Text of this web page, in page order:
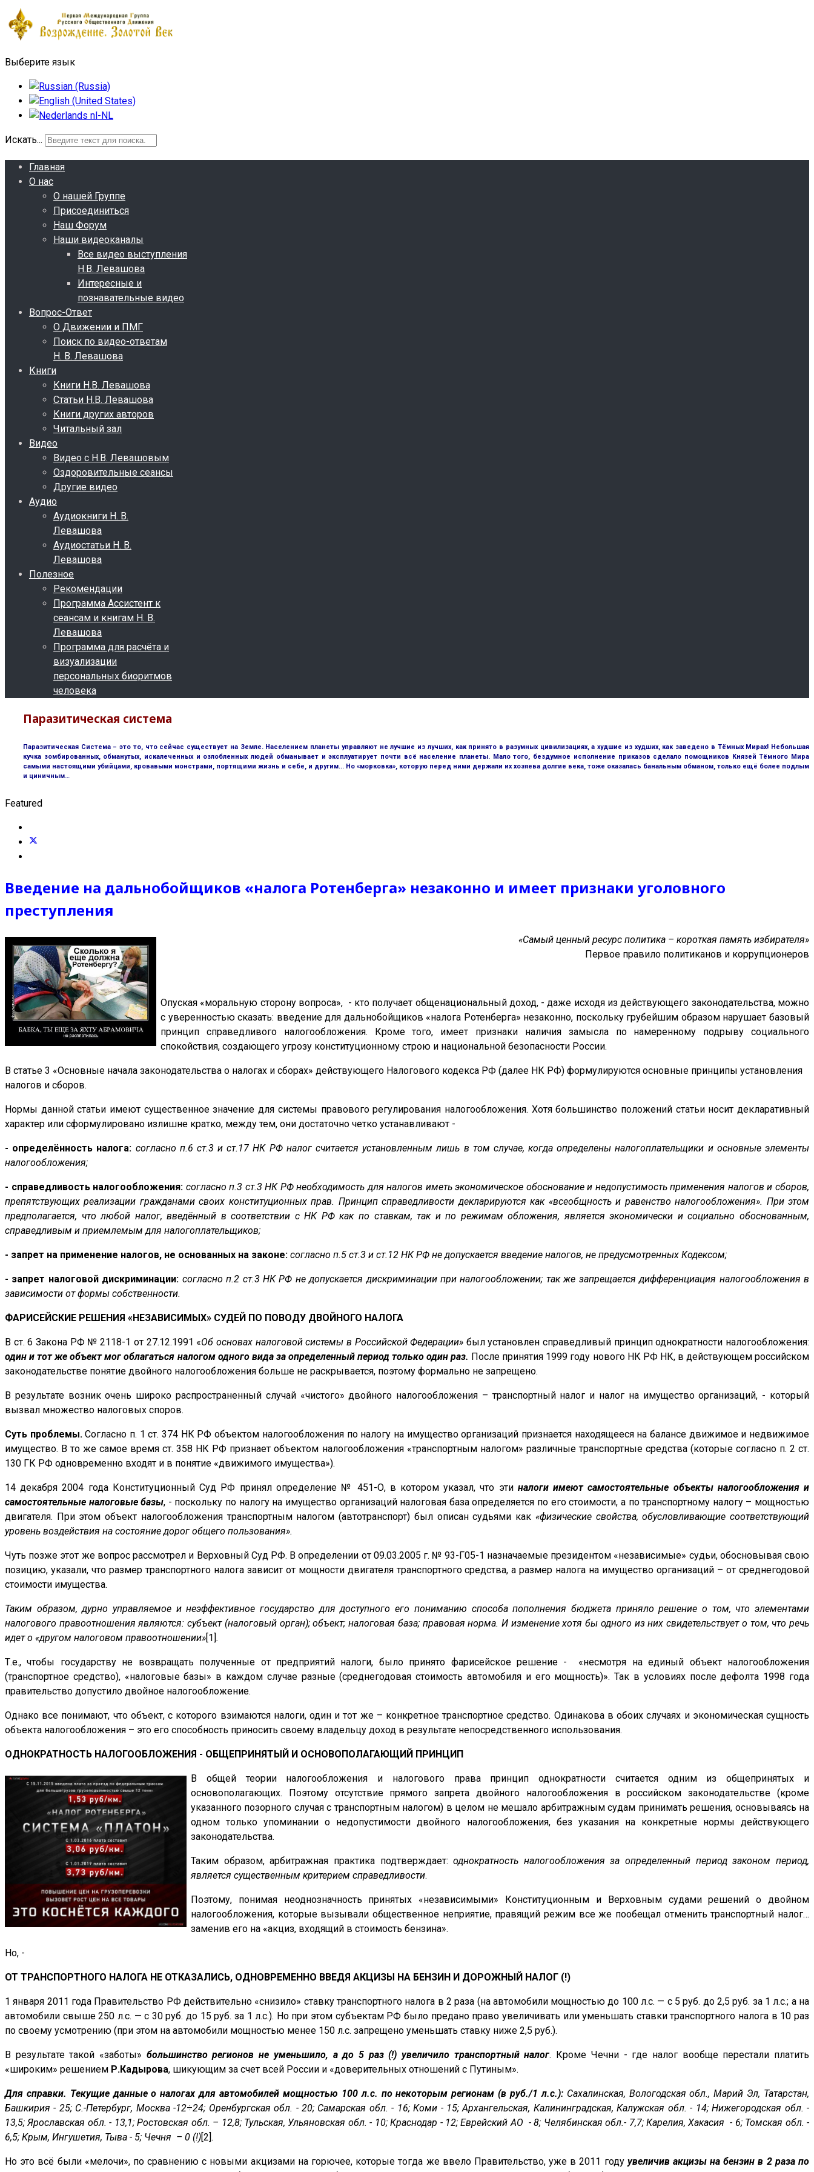
Выберите язык
Искать...
Главная
О нас
О нашей Группе
Присоединиться
Наш Форум
Наши видеоканалы
Все видео выступления
Н.В. Левашова
Интересные и
познавательные видео
Вопрос-Ответ
О Движении и ПМГ
Поиск по видео-ответам
Н. В. Левашова
Книги
Книги Н.В. Левашова
Статьи Н.В. Левашова
Книги других авторов
Читальный зал
Видео
Видео с Н.В. Левашовым
Оздоровительные сеансы
Другие видео
Аудио
Аудиокниги Н. В.
Левашова
Аудиостатьи Н. В.
Левашова
Полезное
Рекомендации
Программа Ассистент к
сеансам и книгам Н. В.
Левашова
Программа для расчёта и
визуализации
персональных биоритмов
человека
Паразитическая система
Паразитическая Система – это то, что сейчас существует на Земле. Населением планеты управляют не лучшие из лучших, как принято в разумных цивилизациях, а худшие из худших, как заведено в Тёмных Мирах! Небольшая
кучка зомбированных, обманутых, искалеченных и озлобленных людей обманывает и эксплуатирует почти всё население планеты. Мало того, бездумное исполнение приказов сделало помощников Князей Тёмного Мира
самыми настоящими убийцами, кровавыми монстрами, портящими жизнь и себе, и другим... Но «морковка», которую перед ними держали их хозяева долгие века, тоже оказалась банальным обманом, только ещё более подлым
и циничным…
Featured
Введение на дальнобойщиков «налога Ротенберга» незаконно и имеет признаки уголовного
преступления
«Самый ценный ресурс политика – короткая память избирателя»
Первое правило политиканов и коррупционеров
Опуская «моральную сторону вопроса», - кто получает общенациональный доход, - даже исходя из действующего законодательства, можно
с уверенностью сказать: введение для дальнобойщиков «налога Ротенберга» незаконно, поскольку грубейшим образом нарушает базовый
принцип справедливого налогообложения. Кроме того, имеет признаки наличия замысла по намеренному подрыву социального
спокойствия, создающего угрозу конституционному строю и национальной безопасности России.
В статье 3 «Основные начала законодательства о налогах и сборах» действующего Налогового кодекса РФ (далее НК РФ) формулируются основные принципы установления
налогов и сборов.
Нормы данной статьи имеют существенное значение для системы правового регулирования налогообложения. Хотя большинство положений статьи носит декларативный
характер или сформулировано излишне кратко, между тем, они достаточно четко устанавливают -
- определённость налога: согласно п.6 ст.3 и ст.17 НК РФ налог считается установленным лишь в том случае, когда определены налогоплательщики и основные элементы
налогообложения;
- справедливость налогообложения: согласно п.3 ст.3 НК РФ необходимость для налогов иметь экономическое обоснование и недопустимость применения налогов и сборов,
препятствующих реализации гражданами своих конституционных прав. Принцип справедливости декларируются как «всеобщность и равенство налогообложения». При этом
предполагается, что любой налог, введённый в соответствии с НК РФ как по ставкам, так и по режимам обложения, является экономически и социально обоснованным,
справедливым и приемлемым для налогоплательщиков;
- запрет на применение налогов, не основанных на законе: согласно п.5 ст.3 и ст.12 НК РФ не допускается введение налогов, не предусмотренных Кодексом;
- запрет налоговой дискриминации: согласно п.2 ст.3 НК РФ не допускается дискриминации при налогообложении; так же запрещается дифференциация налогообложения в
зависимости от формы собственности.
ФАРИСЕЙСКИЕ РЕШЕНИЯ «НЕЗАВИСИМЫХ» СУДЕЙ ПО ПОВОДУ ДВОЙНОГО НАЛОГА
В ст. 6 Закона РФ № 2118-1 от 27.12.1991 «Об основах налоговой системы в Российской Федерации» был установлен справедливый принцип однократности налогообложения:
один и тот же объект мог облагаться налогом одного вида за определенный период только один раз. После принятия 1999 году нового НК РФ НК, в действующем российском
законодательстве понятие двойного налогообложения больше не раскрывается, поэтому формально не запрещено.
В результате возник очень широко распространенный случай «чистого» двойного налогообложения – транспортный налог и налог на имущество организаций, - который
вызвал множество налоговых споров.
Суть проблемы.Согласно п. 1ст. 374 НК РФ объектом налогообложения по налогу на имущество организаций признается находящееся на балансе движимое и недвижимое
имущество. В то же самое время ст. 358 НК РФ признает объектом налогообложения «транспортным налогом» различные транспортные средства (которые согласно п. 2 ст.
130 ГК РФ одновременно входят и в понятие «движимого имущества»).
14 декабря 2004 года Конституционный Суд РФ принял определение № 451-О, в котором указал, что эти налоги имеют самостоятельные объекты налогообложения и
самостоятельные налоговые базы, - поскольку по налогу на имущество организаций налоговая база определяется по его стоимости, а по транспортному налогу – мощностью
двигателя. При этом объект налогообложения транспортным налогом (автотранспорт) был описан судьями как «физические свойства, обусловливающие соответствующий
уровень воздействия на состояние дорог общего пользования».
Чуть позже этот же вопрос рассмотрел и Верховный Суд РФ. В определении от 09.03.2005 г. № 93-Г05-1 назначаемые президентом «независимые» судьи, обосновывая свою
позицию, указали, что размер транспортного налога зависит от мощности двигателя транспортного средства, а размер налога на имущество организаций – от среднегодовой
стоимости имущества.
Таким образом, дурно управляемое и неэффективное государство для доступного его пониманию способа пополнения бюджета приняло решение о том, что элементами
налогового правоотношения являются: субъект (налоговый орган); объект; налоговая база; правовая норма. И изменение хотя бы одного из них свидетельствует о том, что речь
идет о «другом налоговом правоотношении» [1] .
Т.е., чтобы государству не возвращать полученные от предприятий налоги, было принято фарисейское решение - «несмотря на единый объект налогообложения
(транспортное средство), «налоговые базы» в каждом случае разные (среднегодовая стоимость автомобиля и его мощность)». Так в условиях после дефолта 1998 года
правительство допустило двойное налогообложение.
Однако все понимают, что объект, с которого взимаются налоги, один и тот же – конкретное транспортное средство. Одинакова в обоих случаях и экономическая сущность
объекта налогообложения – это его способность приносить своему владельцу доход в результате непосредственного использования.
ОДНОКРАТНОСТЬ НАЛОГООБЛОЖЕНИЯ - ОБЩЕПРИНЯТЫЙ И ОСНОВОПОЛАГАЮЩИЙ ПРИНЦИП
В общей теории налогообложения и налогового права принцип однократности считается одним из общепринятых и
основополагающих. Поэтому отсутствие прямого запрета двойного налогообложения в российском законодательстве (кроме
указанного позорного случая с транспортным налогом) в целом не мешало арбитражным судам принимать решения, основываясь на
одном только упоминании о недопустимости двойного налогообложения, без указания на конкретные нормы действующего
законодательства.
Таким образом, арбитражная практика подтверждает:однократность налогообложения за определенный период законом период,
является существенным критерием справедливости.
Поэтому, понимая неоднозначность принятых «независимыми» Конституционным и Верховным судами решений о двойном
налогообложения, которые вызывали общественное неприятие, правящий режим все же пообещал отменить транспортный налог…
заменив его на «акциз, входящий в стоимость бензина».
Но, -
ОТ ТРАНСПОРТНОГО НАЛОГА НЕ ОТКАЗАЛИСЬ, ОДНОВРЕМЕННО ВВЕДЯ АКЦИЗЫ НА БЕНЗИН И ДОРОЖНЫЙ НАЛОГ (!)
1 января 2011 года Правительство РФ действительно «снизило» ставку транспортного налога в 2 раза (на автомобили мощностью до 100 л.с. — с 5 руб. до 2,5 руб. за 1 л.с.; а на
автомобили свыше 250 л.с. — с 30 руб. до 15 руб. за 1 л.с.). Но при этом субъектам РФ было предано право увеличивать или уменьшать ставки транспортного налога в 10 раз
по своему усмотрению (при этом на автомобили мощностью менее 150 л.с. запрещено уменьшать ставку ниже 2,5 руб.).
В результате такой «заботы» большинство регионов не уменьшило, а до 5 раз (!) увеличило транспортный налог. Кроме Чечни - где налог вообще перестали платить
«широким» решением Р.Кадырова, шикующим за счет всей России и «доверительных отношений с Путиным».
Для справки. Текущие данные о налогах для автомобилей мощностью 100 л.с. по некоторым регионам (в руб./1 л.с.): Сахалинская, Вологодская обл., Марий Эл, Татарстан,
Башкирия - 25; С.-Петербург, Москва -12÷24; Оренбургская обл. - 20; Самарская обл. - 16; Коми - 15; Архангельская, Калининградская, Калужская обл. - 14; Нижегородская обл. -
13,5; Ярославская обл. - 13,1; Ростовская обл. – 12,8; Тульская, Ульяновская обл. - 10; Краснодар - 12; Еврейский АО - 8; Челябинская обл.- 7,7; Карелия, Хакасия - 6; Томская обл. -
6,5; Крым, Ингушетия, Тыва - 5; Чечня – 0 (!) [2].
Но это всё были «мелочи», по сравнению с новыми акцизами на горючее, которые тогда же ввело Правительство, уже в 2011 году увеличив акцизы на бензин в 2 раза по